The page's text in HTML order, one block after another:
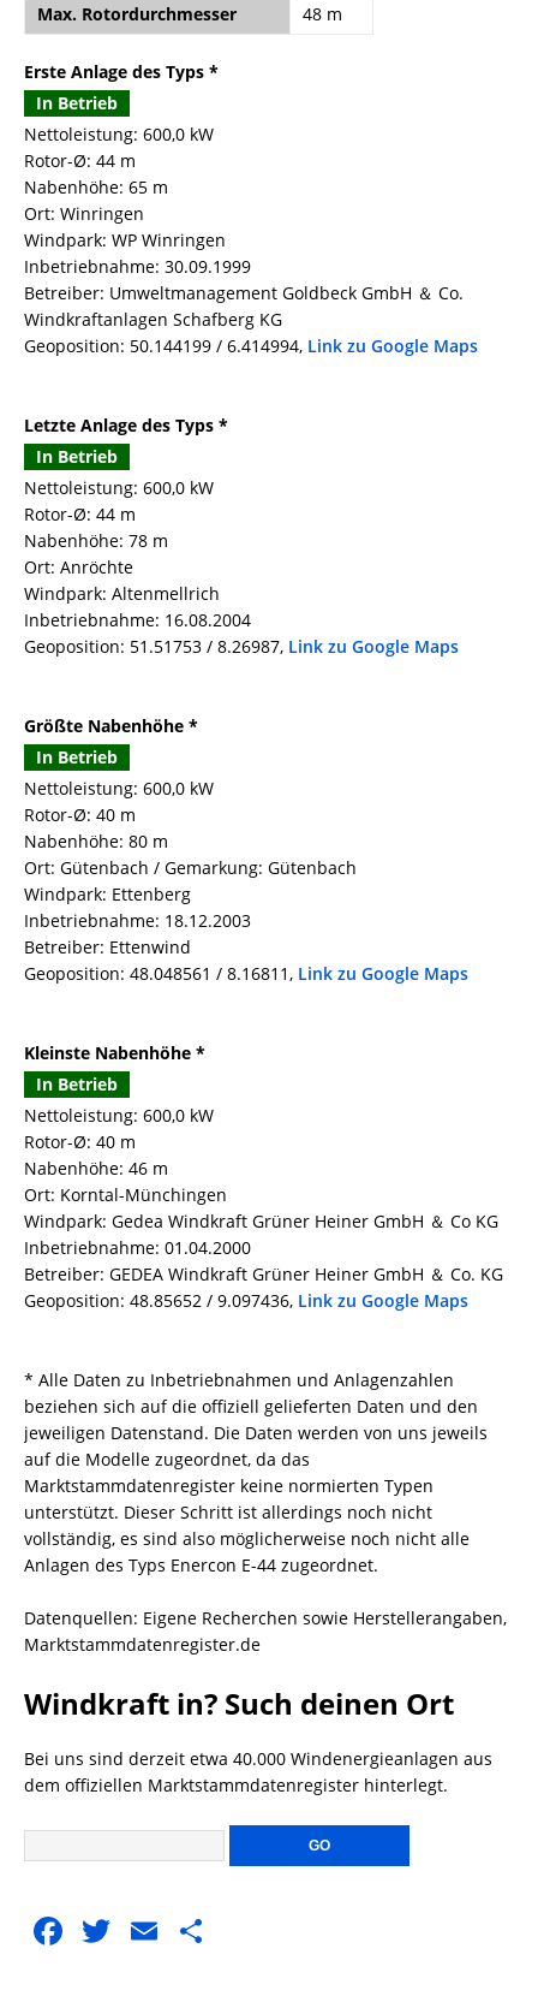
Max. Rotordurchmesser
48 m
Erste Anlage des Typs *
In Betrieb
Nettoleistung: 600,0 kW
Rotor-Ø: 44 m
Nabenhöhe: 65 m
Ort: Winringen
Windpark: WP Winringen
Inbetriebnahme: 30.09.1999
Betreiber: Umweltmanagement Goldbeck GmbH ＆ Co.
Windkraftanlagen Schafberg KG
Geoposition: 50.144199 / 6.414994, Link zu Google Maps
Letzte Anlage des Typs *
In Betrieb
Nettoleistung: 600,0 kW
Rotor-Ø: 44 m
Nabenhöhe: 78 m
Ort: Anröchte
Windpark: Altenmellrich
Inbetriebnahme: 16.08.2004
Geoposition: 51.51753 / 8.26987, Link zu Google Maps
Größte Nabenhöhe *
In Betrieb
Nettoleistung: 600,0 kW
Rotor-Ø: 40 m
Nabenhöhe: 80 m
Ort: Gütenbach / Gemarkung: Gütenbach
Windpark: Ettenberg
Inbetriebnahme: 18.12.2003
Betreiber: Ettenwind
Geoposition: 48.048561 / 8.16811, Link zu Google Maps
Kleinste Nabenhöhe *
In Betrieb
Nettoleistung: 600,0 kW
Rotor-Ø: 40 m
Nabenhöhe: 46 m
Ort: Korntal-Münchingen
Windpark: Gedea Windkraft Grüner Heiner GmbH ＆ Co KG
Inbetriebnahme: 01.04.2000
Betreiber: GEDEA Windkraft Grüner Heiner GmbH ＆ Co. KG
Geoposition: 48.85652 / 9.097436, Link zu Google Maps
* Alle Daten zu Inbetriebnahmen und Anlagenzahlen
beziehen sich auf die offiziell gelieferten Daten und den
jeweiligen Datenstand. Die Daten werden von uns jeweils
auf die Modelle zugeordnet, da das
Marktstammdatenregister keine normierten Typen
unterstützt. Dieser Schritt ist allerdings noch nicht
vollständig, es sind also möglicherweise noch nicht alle
Anlagen des Typs Enercon E-44 zugeordnet.
Datenquellen: Eigene Recherchen sowie Herstellerangaben,
Marktstammdatenregister.de
Windkraft in? Such deinen Ort
Bei uns sind derzeit etwa 40.000 Windenergieanlagen aus
dem offiziellen Marktstammdatenregister hinterlegt.
F T E